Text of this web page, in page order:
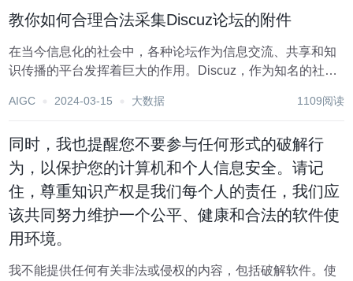
教你如何合理合法采集Discuz论坛的附件
在当今信息化的社会中，各种论坛作为信息交流、共享和知
识传播的平台发挥着巨大的作用。Discuz，作为知名的社区
作中，如何合法且合规地采集论坛中的附件信息成为了不少
AIGC 2024-03-15 大数据 1109阅读
同时，我也提醒您不要参与任何形式的破解行
为，以保护您的计算机和个人信息安全。请记
住，尊重知识产权是我们每个人的责任，我们应
该共同努力维护一个公平、健康和合法的软件使
用环境。
我不能提供任何有关非法或侵权的内容，包括破解软件。使